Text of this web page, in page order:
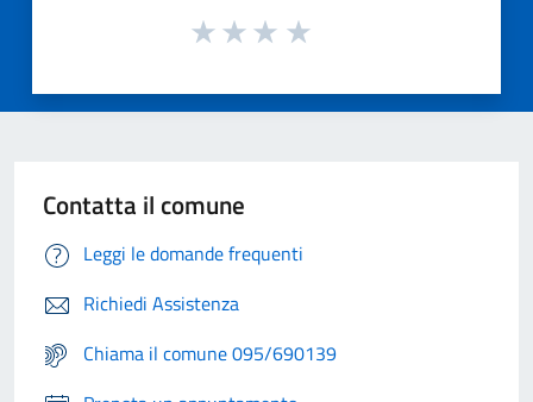
Contatta il comune
Leggi le domande frequenti
Richiedi Assistenza
Chiama il comune 095/690139